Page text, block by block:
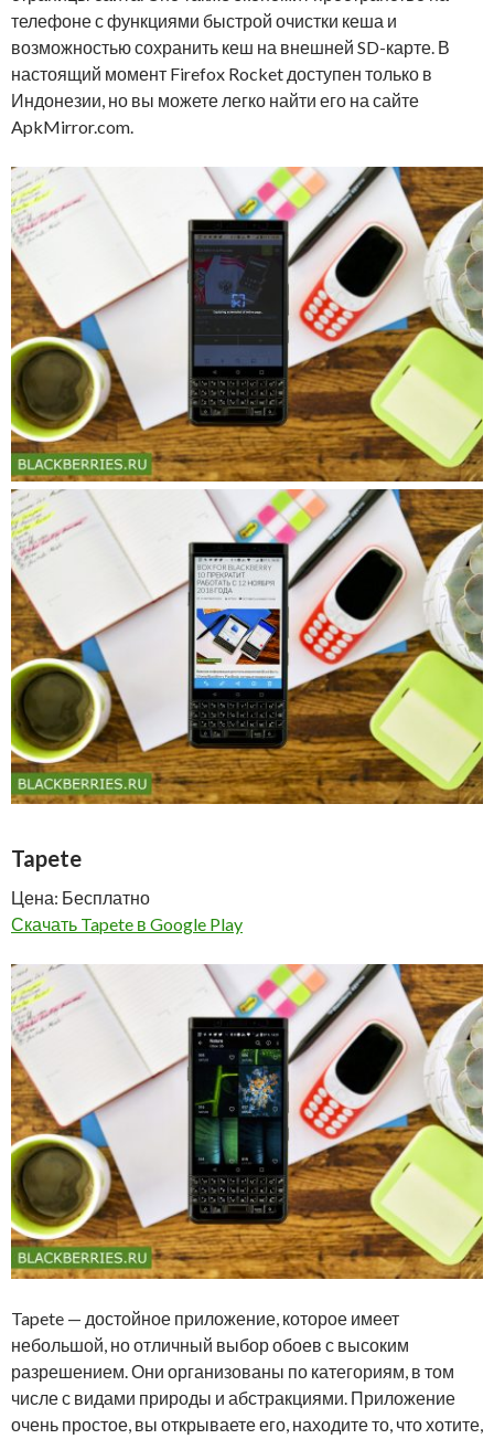
телефоне с функциями быстрой очистки кеша и
возможностью сохранить кеш на внешней SD-карте. В
настоящий момент Firefox Rocket доступен только в
Индонезии, но вы можете легко найти его на сайте
ApkMirror.com.
Tapete
Цена: Бесплатно
Скачать Tapete в Google Play
Tapete — достойное приложение, которое имеет
небольшой, но отличный выбор обоев с высоким
разрешением. Они организованы по категориям, в том
числе с видами природы и абстракциями. Приложение
очень простое, вы открываете его, находите то, что хотите,